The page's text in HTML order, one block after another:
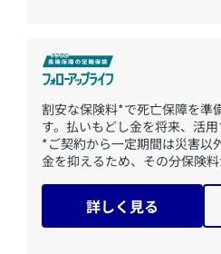
割安な保険料*で死亡保障を準
す。払いもどし金を将来、活用
*ご契約から一定期間は災害以
金を抑えるため、その分保険料
詳しく見る